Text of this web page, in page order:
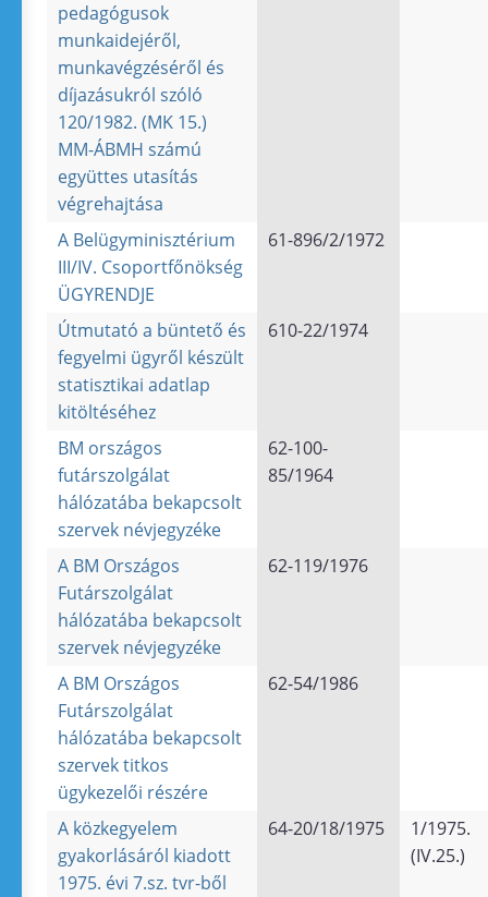
pedagógusok
munkaidejéről,
munkavégzéséről és
díjazásukról szóló
120/1982. (MK 15.)
MM-ÁBMH számú
együttes utasítás
végrehajtása
A Belügyminisztérium
III/IV. Csoportfőnökség
ÜGYRENDJE
61-896/2/1972
Útmutató a büntető és
fegyelmi ügyről készült
statisztikai adatlap
kitöltéséhez
610-22/1974
BM országos
futárszolgálat
hálózatába bekapcsolt
szervek névjegyzéke
62-100-
85/1964
A BM Országos
Futárszolgálat
hálózatába bekapcsolt
szervek névjegyzéke
62-119/1976
A BM Országos
Futárszolgálat
hálózatába bekapcsolt
szervek titkos
ügykezelői részére
62-54/1986
A közkegyelem
gyakorlásáról kiadott
1975. évi 7.sz. tvr-ből
64-20/18/1975
1/1975.
(IV.25.)